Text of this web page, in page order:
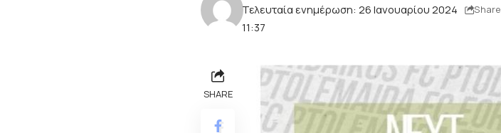
Τελευταία ενημέρωση: 26 Ιανουαρίου 2024
11:37
Share
SHARE